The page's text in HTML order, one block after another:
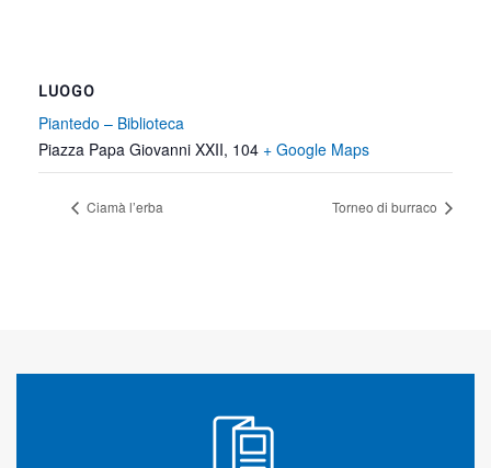
LUOGO
Piantedo – Biblioteca
Piazza Papa Giovanni XXII, 104 + Google Maps
Ciamà l’erba Torneo di burraco